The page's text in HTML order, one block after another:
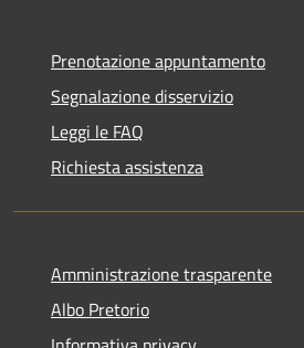
Prenotazione appuntamento
Segnalazione disservizio
Leggi le FAQ
Richiesta assistenza
Amministrazione trasparente
Albo Pretorio